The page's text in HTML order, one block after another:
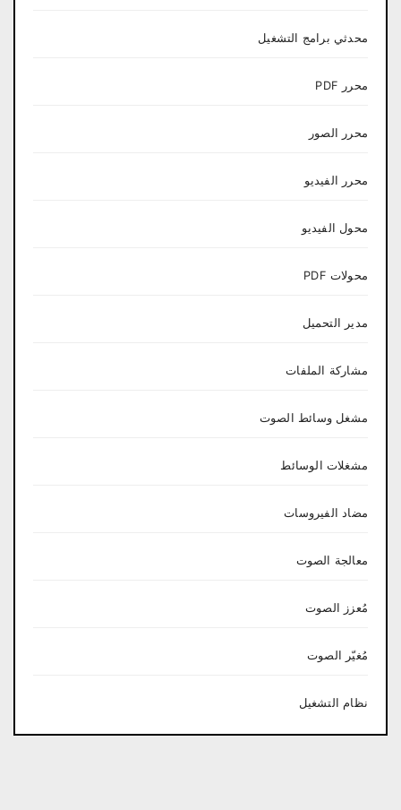
محدثي برامج التشغيل
محرر PDF
محرر الصور
محرر الفيديو
محول الفيديو
محولات PDF
مدير التحميل
مشاركة الملفات
مشغل وسائط الصوت
مشغلات الوسائط
مضاد الفيروسات
معالجة الصوت
مُعزز الصوت
مُغيّر الصوت
نظام التشغيل